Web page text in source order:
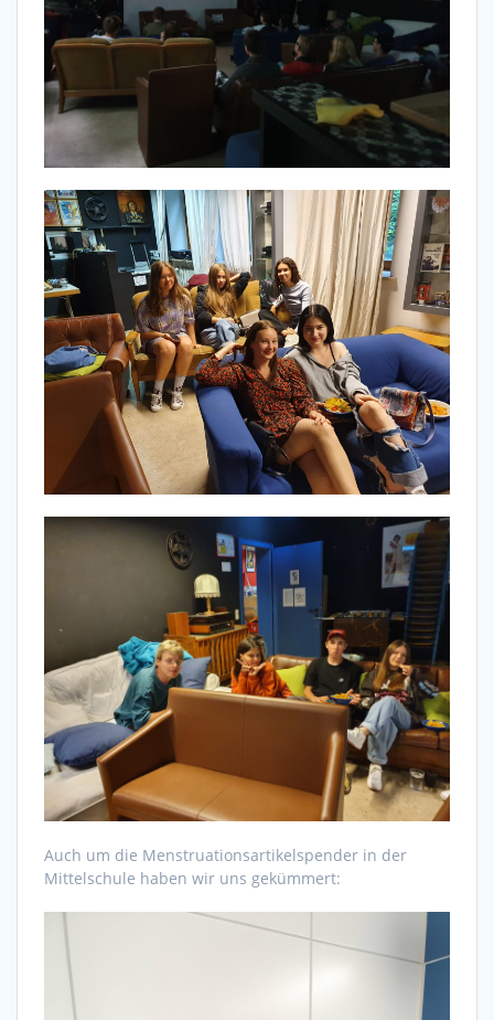
Auch um die Menstruationsartikelspender in der
Mittelschule haben wir uns gekümmert: